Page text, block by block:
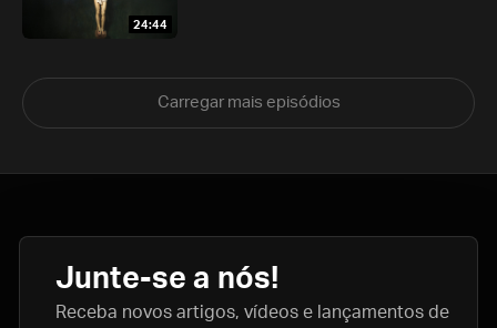
24:44
Carregar mais episódios
Junte-se a nós!
Receba novos artigos, vídeos e lançamentos de